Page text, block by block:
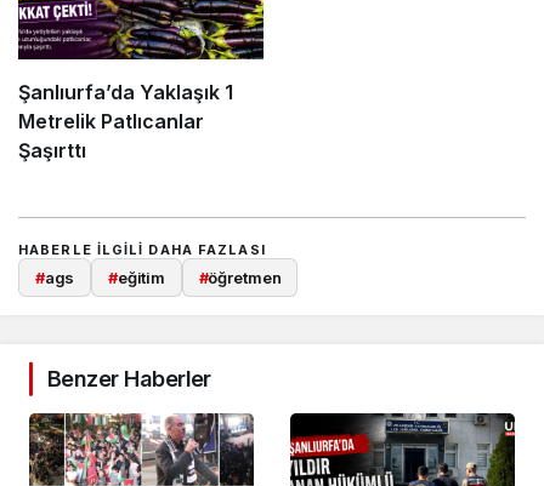
Şanlıurfa’da Yaklaşık 1
Metrelik Patlıcanlar
Şaşırttı
HABERLE ILGILI DAHA FAZLASI
#ags #eğitim #öğretmen
Benzer Haberler